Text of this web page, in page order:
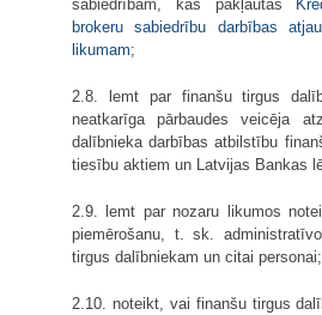
sabiedrībām, kas pakļautas
brokeru sabiedrību darbības
likumam;
2.8. lemt par finanšu tirgus
neatkarīga pārbaudes veicēja
dalībnieka darbības atbilstību
tiesību aktiem un Latvijas Bankas
2.9. lemt par nozaru likumos
piemērošanu, t. sk.
tirgus dalībniekam un citai personai;
2.10. noteikt, vai finanšu tirgus